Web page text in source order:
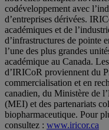
codéveloppement avec
d’entreprises dérivées.
académiques et de
d’infrastructures de pointe
l’une des plus grandes
académique au Canada.
d’IRICoR proviennent du
commercialisation et en
canadien, du Ministère de
(MEI) et des partenariats
biopharmaceutique. Pour
consultez : www.iricor.ca